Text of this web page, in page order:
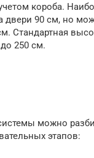
короба.
90 см, но
Стандартная
250 см.
можно
этапов: